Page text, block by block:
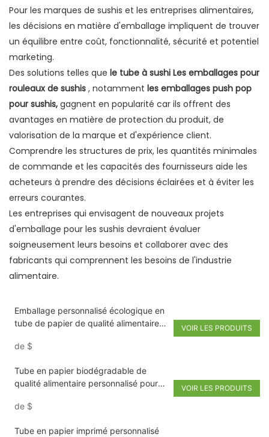
Pour les marques de sushis et les entreprises alimentaires,
les décisions en matière d'emballage impliquent de trouver
un équilibre entre coût, fonctionnalité, sécurité et potentiel
marketing.
Des solutions telles que le tube à sushi Les emballages pour
rouleaux de sushis , notamment les emballages push pop
pour sushis, gagnent en popularité car ils offrent des
avantages en matière de protection du produit, de
valorisation de la marque et d'expérience client.
Comprendre les structures de prix, les quantités minimales
de commande et les capacités des fournisseurs aide les
acheteurs à prendre des décisions éclairées et à éviter les
erreurs courantes.
Les entreprises qui envisagent de nouveaux projets
d'emballage pour les sushis devraient évaluer
soigneusement leurs besoins et collaborer avec des
fabricants qui comprennent les besoins de l'industrie
alimentaire.
Emballage personnalisé écologique en
tube de papier de qualité alimentaire
biodégradable
de $
VOIR LES PRODUITS
Tube en papier biodégradable de
qualité alimentaire personnalisé pour
Emballage cylindrique.
de $
VOIR LES PRODUITS
Tube en papier imprimé personnalisé